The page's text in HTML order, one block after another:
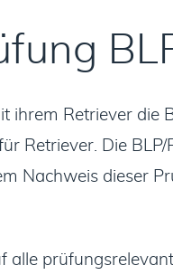
ihrem Retriever
Retriever. Die
Nachweis dieser